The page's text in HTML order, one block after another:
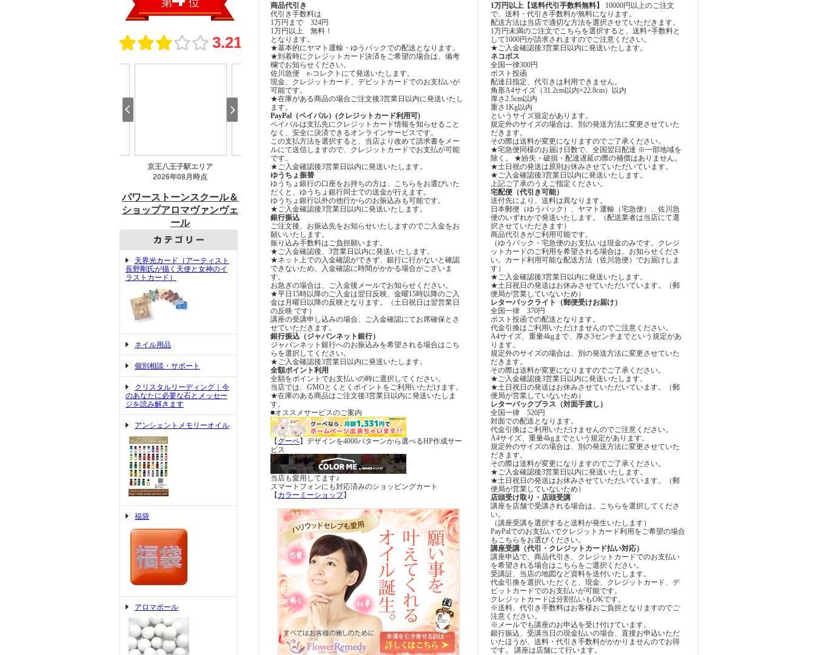
天界光カード（アーティスト
長野剛氏が描く天使と女神のイ
ラストカード）
ネイル用品
個別相談・サポート
クリスタルリーディング｜今
のあなたに必要な石とメッセー
ジを読み解きます
アンシェントメモリーオイル
福袋
アロマボール
商品代引き
代引き手数料は
1万円まで 324円
1万円以上 無料！
となります。
★基本的にヤマト運輸・ゆうパックでの配送となります。
★到着時にクレジットカード決済をご希望の場合は、備考
欄でお知らせください。
佐川急便 e-コレクトにて発送いたします。
現金、クレジットカード、デビットカードでのお支払いが
可能です。
★在庫がある商品の場合ご注文後3営業日以内に発送いたし
ます。
PayPal（ペイパル）(クレジットカード利用可)
ペイパルは支払先にクレジットカード情報を知らせること
なく、安全に決済できるオンラインサービスです。
この支払方法を選択すると、当店より改めて請求書をメー
ルにて送信しますので、クレジットカードでお支払が可能
です。
★ご入金確認後3営業日以内に発送いたします。
ゆうちょ振替
ゆうちょ銀行の口座をお持ちの方は、こちらをお選びいた
だくと、ゆうちょ銀行同士での送金が行えます。
ゆうちょ銀行以外の他行からのお振込みも可能です。
★ご入金確認後3営業日以内に発送いたします。
銀行振込
ご注文後、お振込先をお知らせいたしますのでご入金をお
願いいたします。
振り込み手数料はご負担願います。
★ご入金確認後、3営業日以内に発送いたします。
★ネット上での入金確認ができず、銀行に行かないと確認
できないため、入金確認に時間がかかる場合がございま
す。
お急ぎの場合は、ご入金後メールでお知らせください。
★平日15時以降のご入金は翌日反映、金曜15時以降のご入
金は月曜日以降の反映となります。（土日祝日は翌営業日
の反映 です）
講座の受講申し込みの場合、ご入金確認にてお席確保とさ
せていただきます。
銀行振込（ジャパンネット銀行）
ジャパンネット銀行へのお振込みを希望される場合はこち
らを選択してください。
★ご入金確認後3営業日以内に発送いたします。
全額ポイント利用
全額をポイントでお支払いの時に選択してください。
当店では、GMOとくとくポイントをご利用いただけます。
★在庫のある商品はご注文後3営業日以内に発送いたしま
す。
■オススメサービスのご案内
【グーペ】デザインを4000パターンから選べるHP作成サー
ビス
当店も愛用してます♪
スマートフォンにも対応済みのショッピングカート
【カラーミーショップ】
1万円以上【送料代引手数料無料】
10000円以上のご注文
で、送料・代引き手数料が無料になります。
配送方法は当店で適切な方法を選択させていただきます。
1万円未満のご注文でこちらを選択すると、送料+手数料と
して1000円が請求されますのでご注意ください。
★ご入金確認後3営業日以内に発送いたします。
ネコポス
全国一律300円
ポスト投函
配達日指定、代引きは利用できません。
角形A4サイズ（31.2cm以内×22.8cm）以内
厚さ2.5cm以内
重さ1Kg以内
というサイズ規定があります。
規定外のサイズの場合は、別の発送方法に変更させていた
だきます。
その際は送料が変更になりますのでご了承ください。
★宅急便同様のお届け日数で、全国翌日配達 ※一部地域を
除く。 ★紛失・破損・配達遅延の際の補償はありません。
★土日祝の発送は原則お休みさせていただいています。
★ご入金確認後3営業日以内に発送いたします。
上記ご了承のうえご指定ください。
宅配便（代引き可能）
送付先により、送料は異なります。
日本郵便（ゆうパック）、ヤマト運輸（宅急便）、佐川急
便のいずれかで発送いたします。（配送業者は当店にて選
択させていただきます）
商品代引きがご利用可能です。
（ゆうパック・宅急便のお支払いは現金のみです。クレジ
ットカードのご利用を希望される場合は、お知らせくださ
い。カード利用可能な配送方法（佐川急便）でお届けしま
す）
★ご入金確認後3営業日以内に発送いたします。
★土日祝日の発送はお休みさせていただいています。（郵
便局が営業していないため）
レターパックライト（郵便受けお届け）
全国一律 370円
ポスト投函での配送となります。
代金引換はご利用いただけませんのでご注意ください。
A4サイズ、重量4kgまで、厚さ3センチまでという規定があ
ります。
規定外のサイズの場合は、別の発送方法に変更させていた
だきます。
その際は送料が変更になりますのでご了承ください。
★ご入金確認後3営業日以内に発送いたします。
★土日祝日の発送はお休みさせていただいています。（郵
便局が営業していないため）
レターパックプラス（対面手渡し）
全国一律 520円
対面での配送となります。
代金引換はご利用いただけませんのでご注意ください。
A4サイズ、重量4kgまでという規定があります。
規定外のサイズの場合は、別の発送方法に変更させていた
だきます。
その際は送料が変更になりますのでご了承ください。
★ご入金確認後3営業日以内に発送いたします。
★土日祝日の発送はお休みさせていただいています。（郵
便局が営業していないため）
店頭受け取り・店頭受講
講座を店舗で受講される場合は、こちらを選択してくださ
い。
（講座受講を選択すると送料が発生いたします）
PayPalでのお支払いでクレジットカード利用をご希望の場合
もこちらをお選びください。
講座受講（代引・クレジットカード払い対応）
講座申込で、商品代引き、クレジットカードでのお支払い
を希望される場合はこちらをご選択ください。
受講証、当店の地図など資料を送付いたします。
代金引換を選択いただくと、現金、クレジットカード、デ
ビットカードでのお支払いが可能です。
クレジットカードは分割払いもOKです。
※送料、代引き手数料はお客様おご負担となりますのでご
注意ください。
※メールでも講座のお申込を受け付けています。
銀行振込、受講当日の現金払いの場合、直接お申込いただ
いたほうが、送料・代引き手数料がかかりませんのでお得
です。 講座は店舗にて行います。